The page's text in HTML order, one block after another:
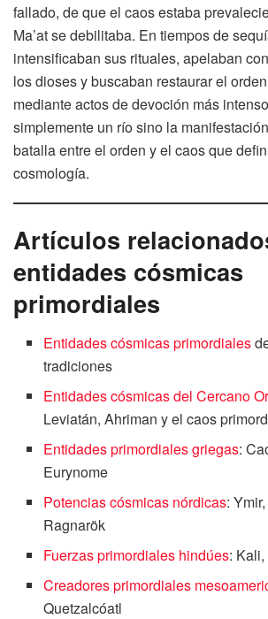
fallado, de que el caos estaba
Ma’at se debilitaba. En tiempos de
intensificaban sus rituales, apelaban
los dioses y buscaban restaurar el
mediante actos de devoción más
simplemente un río sino la
batalla entre el orden y el caos que
cosmología.
Artículos
entidades cósmicas
primordiales
Entidades cósmicas primordiales
tradiciones
Entidades cósmicas del Cercano
Leviatán, Ahriman y el caos
Entidades primordiales griegas:
Eurynome
Potencias cósmicas nórdicas:
Ragnarök
Fuerzas primordiales hindúes:
Creadores primordiales
Quetzalcóatl